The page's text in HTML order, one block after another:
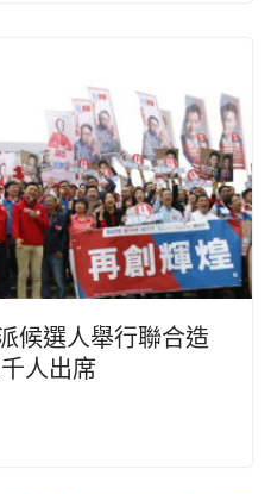
候選人舉行聯合造
人出席